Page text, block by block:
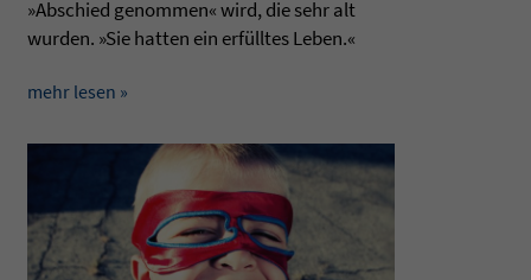
»Abschied genom­men« wird, die sehr alt
wur­den. »Sie hat­ten ein erfülltes Leben.«
mehr lesen »